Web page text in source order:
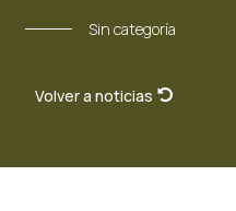
Sin categoría
Volver a noticias